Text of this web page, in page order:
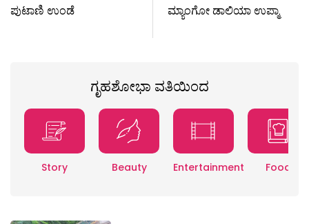
ಪುಟಾಣಿ ಉಂಡೆ
ಮ್ಯಾಂಗೋ ಡಾಲಿಯಾ ಉಪ್ಮಾ
ಗೃಹಶೋಭಾ ವತಿಯಿಂದ
Story Beauty Entertainment Food